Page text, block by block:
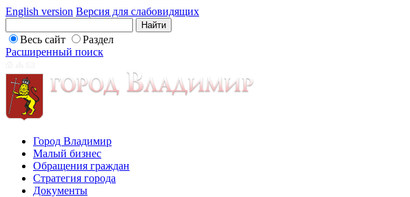
English version Версия для слабовидящих
Весь сайт
Раздел
Расширенный поиск
Город Владимир
Малый бизнес
Обращения граждан
Стратегия города
Документы